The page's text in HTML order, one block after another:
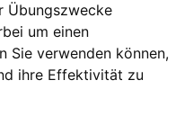
Übungszwecke
um einen
Sie verwenden können,
ihre Effektivität zu